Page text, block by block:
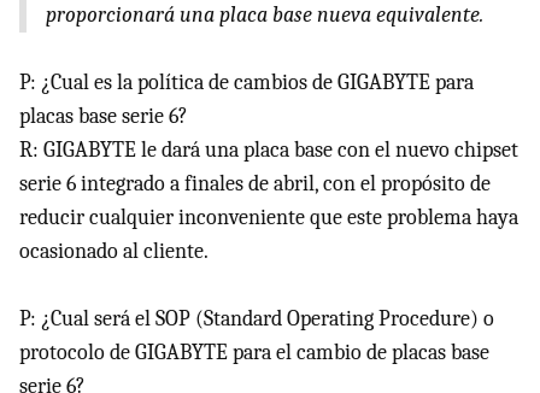
proporcionará una placa base nueva equivalente.
P: ¿Cual es la política de cambios deGIGABYTEpara
placas base serie 6?
R: GIGABYTEle dará una placa base con el nuevo chipset
serie 6 integrado a finales de abril, con el propósito de
reducir cualquier inconveniente que este problema haya
ocasionado al cliente.
P: ¿Cual será elSOP (Standard Operating Procedure) o
protocolo deGIGABYTEpara el cambio de placas base
serie 6?